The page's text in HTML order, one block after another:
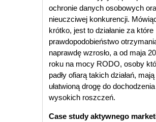
ochronie danych osobowych
nieuczciwej konkurencji.
krótko, jest to działanie za które
prawdopodobieństwo
naprawdę wzrosło, a od maja
roku na mocy RODO, osoby
padły ofiarą takich działań, mają
ułatwioną drogę do dochodzenia
wysokich roszczeń.
Case study aktywnego